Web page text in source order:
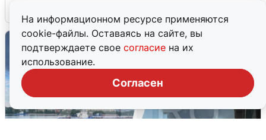
На информационном ресурсе применяются
cookie-файлы. Оставаясь на сайте, вы
подтверждаете свое согласие на их
использование.
Согласен